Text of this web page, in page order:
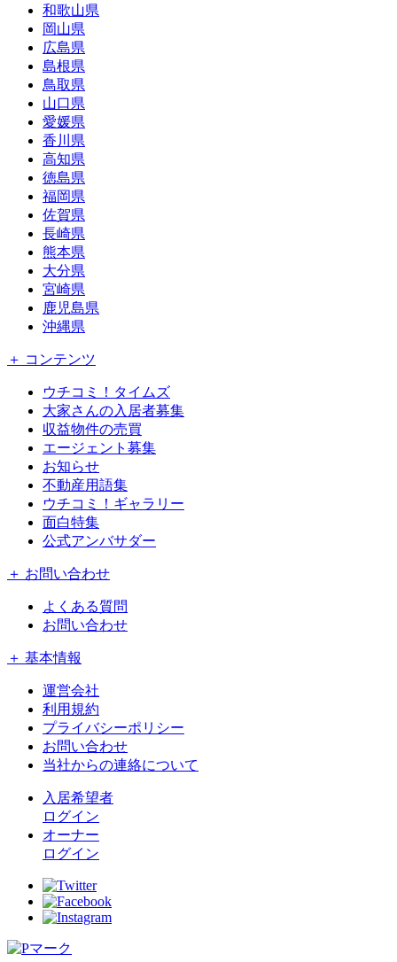
和歌山県
岡山県
広島県
島根県
鳥取県
山口県
愛媛県
香川県
高知県
徳島県
福岡県
佐賀県
長崎県
熊本県
大分県
宮崎県
鹿児島県
沖縄県
＋ コンテンツ
ウチコミ！タイムズ
大家さんの入居者募集
収益物件の売買
エージェント募集
お知らせ
不動産用語集
ウチコミ！ギャラリー
面白特集
公式アンバサダー
＋ お問い合わせ
よくある質問
お問い合わせ
＋ 基本情報
運営会社
利用規約
プライバシーポリシー
お問い合わせ
当社からの連絡について
入居希望者
ログイン
オーナー
ログイン